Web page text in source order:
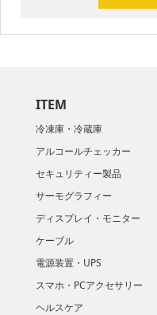
ITEM
冷凍庫・冷蔵庫
アルコールチェッカー
セキュリティー製品
サーモグラフィー
ディスプレイ・モニター
ケーブル
電源装置・UPS
スマホ・PCアクセサリー
ヘルスケア